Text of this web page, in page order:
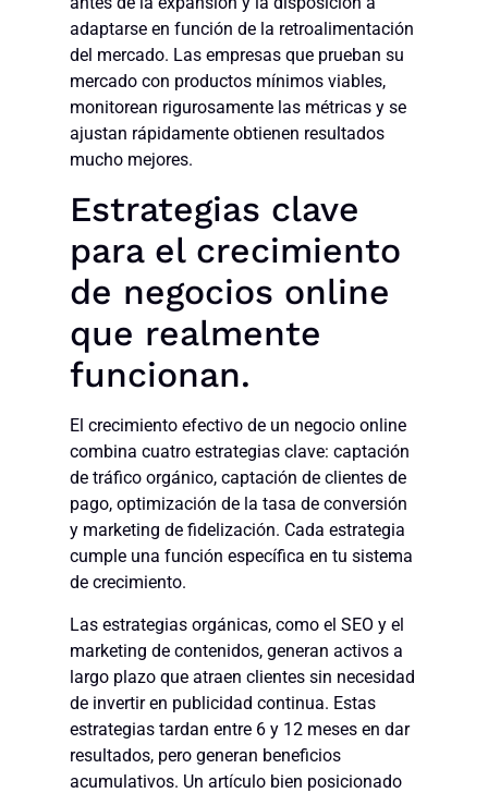
adaptarse en función de la retroalimentación
del mercado. Las empresas que prueban su
mercado con productos mínimos viables,
monitorean rigurosamente las métricas y se
ajustan rápidamente obtienen resultados
mucho mejores.
Estrategias clave
para el crecimiento
de negocios online
que realmente
funcionan.
El crecimiento efectivo de un negocio online
combina cuatro estrategias clave: captación
de tráfico orgánico, captación de clientes de
pago, optimización de la tasa de conversión
y marketing de fidelización. Cada estrategia
cumple una función específica en tu sistema
de crecimiento.
Las estrategias orgánicas, como el SEO y el
marketing de contenidos, generan activos a
largo plazo que atraen clientes sin necesidad
de invertir en publicidad continua. Estas
estrategias tardan entre 6 y 12 meses en dar
resultados, pero generan beneficios
acumulativos. Un artículo bien posicionado